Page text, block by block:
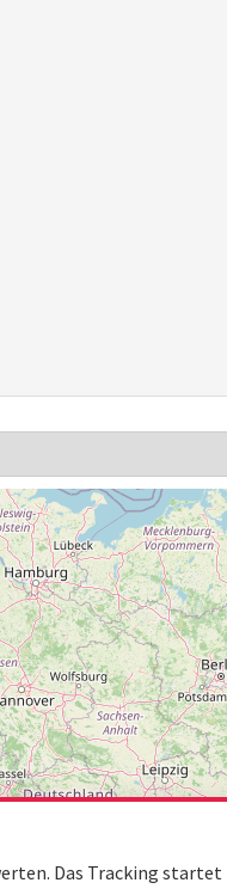
Das Tracking startet